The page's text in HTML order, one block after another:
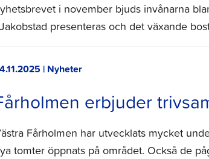
i november bjuds invånarna
presenteras och det växande
| Nyheter
erbjuder
Fårholmen har utvecklats mycket
tomter öppnats på området. Också de